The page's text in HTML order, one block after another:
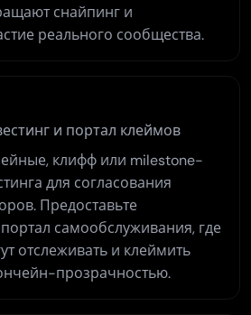
снайпинг и
реального сообщества.
и портал клеймов
клифф или milestone-
для согласования
Предоставьте
самообслуживания, где
отслеживать и клеймить
прозрачностью.